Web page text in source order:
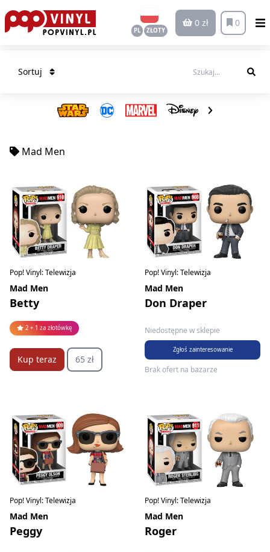
PL ZŁOTY
0 zł 0
Sortuj
Mad Men
Pop! Vinyl: Telewizja
Mad Men
Betty
2 + 1 za złotówkę
Kup teraz 65 zł
Pop! Vinyl: Telewizja
Mad Men
Don Draper
Niedostępne w sklepie
Zgłoś zainteresowanie
Brak ofert na bazarze
Pop! Vinyl: Telewizja
Mad Men
Peggy
Pop! Vinyl: Telewizja
Mad Men
Roger